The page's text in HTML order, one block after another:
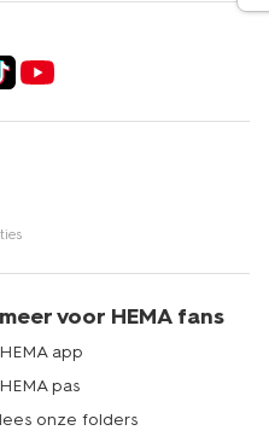
meer voor HEMA fans
HEMA app
HEMA pas
lees onze folders